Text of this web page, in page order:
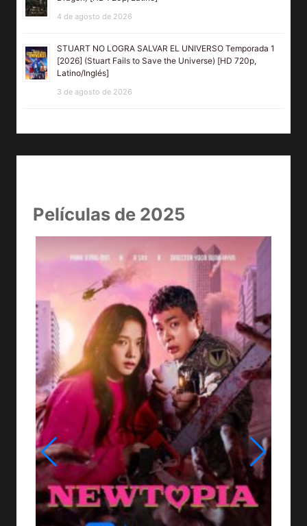
4 de agosto de 2026
STUART NO LOGRA SALVAR EL UNIVERSO Temporada 1
[2026] (Stuart Fails to Save the Universe) [HD 720p,
Latino/Inglés]
3 de agosto de 2026
Películas de 2025